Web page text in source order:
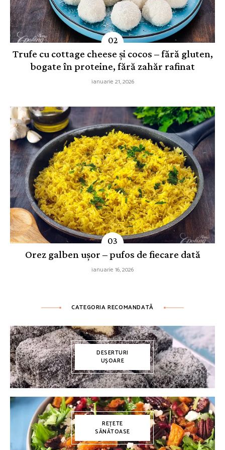
Trufe cu cottage cheese și cocos – fără gluten,
bogate în proteine, fără zahăr rafinat
ianuarie 21, 2026
Orez galben ușor – pufos de fiecare dată
ianuarie 16, 2026
CATEGORIA RECOMANDATĂ
DESERTURI
UȘOARE
REȚETE
SĂNĂTOASE